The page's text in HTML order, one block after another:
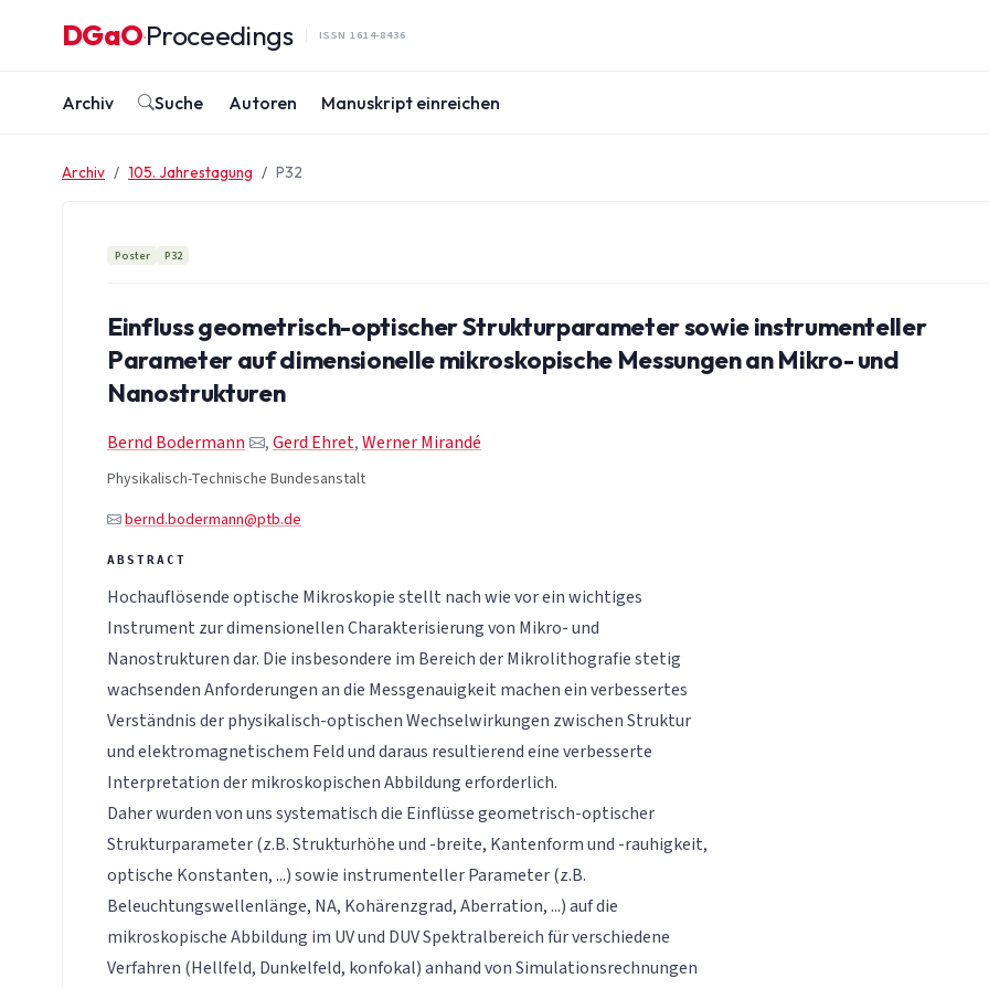
DGaO·Proceedings ISSN 1614-8436
Archiv Suche Autoren Manuskript einreichen
Archiv 105. Jahrestagung P32
Poster P32
Einfluss geometrisch-optischer Strukturparameter sowie instrumenteller
Parameter auf dimensionelle mikroskopische Messungen an Mikro- und
Nanostrukturen
Bernd Bodermann ,Gerd Ehret,Werner Mirandé
Physikalisch-Technische Bundesanstalt
bernd.bodermann@ptb.de
Hochauflösende optische Mikroskopie stellt nach wie vor ein wichtiges
Instrument zur dimensionellen Charakterisierung von Mikro- und
Nanostrukturen dar. Die insbesondere im Bereich der Mikrolithografie stetig
wachsenden Anforderungen an die Messgenauigkeit machen ein verbessertes
Verständnis der physikalisch-optischen Wechselwirkungen zwischen Struktur
und elektromagnetischem Feld und daraus resultierend eine verbesserte
Interpretation der mikroskopischen Abbildung erforderlich.
Daher wurden von uns systematisch die Einflüsse geometrisch-optischer
Strukturparameter (z.B. Strukturhöhe und -breite, Kantenform und -rauhigkeit,
optische Konstanten, ...) sowie instrumenteller Parameter (z.B.
Beleuchtungswellenlänge, NA, Kohärenzgrad, Aberration, ...) auf die
mikroskopische Abbildung im UV und DUV Spektralbereich für verschiedene
Verfahren (Hellfeld, Dunkelfeld, konfokal) anhand von Simulationsrechnungen